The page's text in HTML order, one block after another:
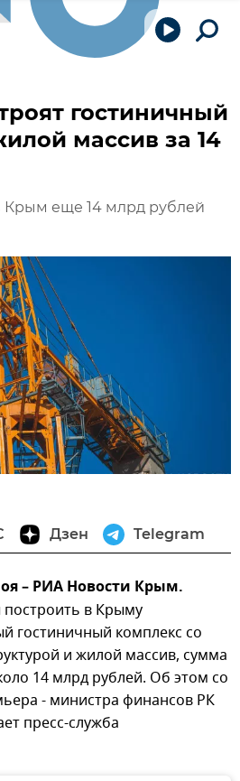
гостиничный
массив за 14
Крым еще 14 млрд рублей
Дзен Telegram
– РИА Новости Крым.
в Крыму
гостиничный комплекс со
и жилой массив, сумма
14 млрд рублей. Об этом со
- министра финансов РК
пресс-служба